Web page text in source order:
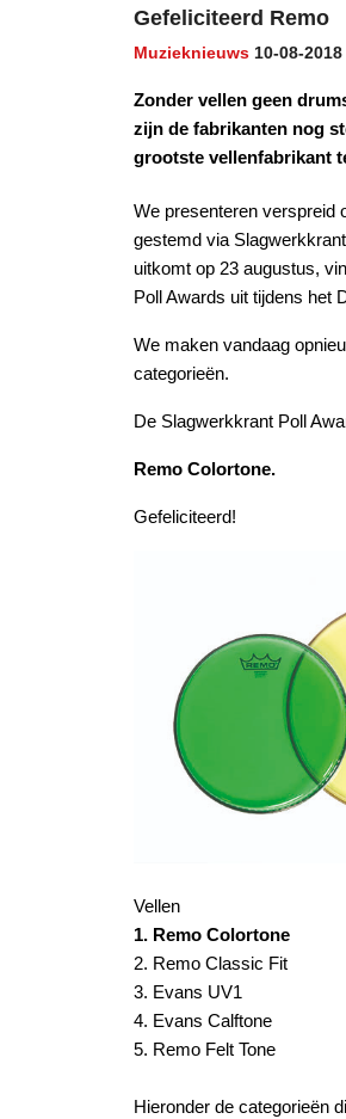
Gefeliciteerd Remo
Muzieknieuws 10-08-
Zonder vellen geen
zijn de fabrikanten nog
grootste vellenfabrikant
We presenteren verspreid
gestemd via
uitkomt op 23 augustus,
Poll Awards uit tijdens het
We maken vandaag
categorieën.
De Slagwerkkrant Poll
Remo Colortone.
Gefeliciteerd!
Vellen
1. Remo Colortone
2. Remo Classic Fit
3. Evans UV1
4. Evans Calftone
5. Remo Felt Tone
Hieronder de categorieën